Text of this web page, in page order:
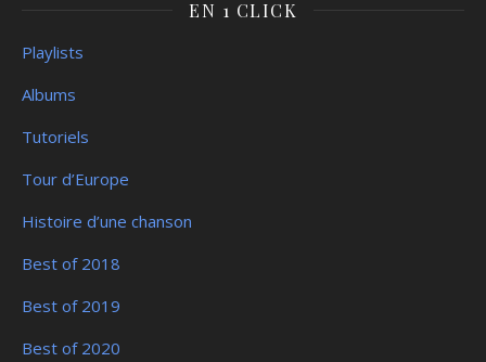
EN 1 CLICK
Playlists
Albums
Tutoriels
Tour d’Europe
Histoire d’une chanson
Best of 2018
Best of 2019
Best of 2020